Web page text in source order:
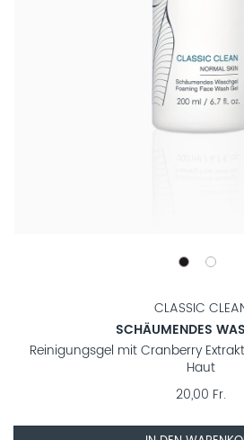
CLASSIC
SCHÄUMENDES
Reinigungsgel mit Cranberry
Haut
20,00 Fr.